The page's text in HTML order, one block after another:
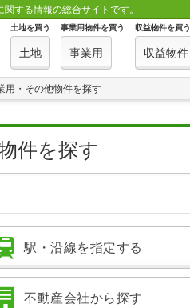
する情報の総合サイトです。
土地を買う
土地
事業用物件を買う
事業用
収益物件を買う
収益物件
用・その他物件を探す
件を探す
駅・沿線を指定する
不動産会社から探す